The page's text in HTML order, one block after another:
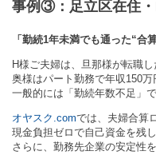
事例③：足立区在住
「勤続1年未満でも通った“合
H様ご夫婦は、旦那様が転職し
奥様はパート勤務で年収150万
一般的には「勤続年数不足」
オヤスク.comでは、夫婦合算
現金負担ゼロで自己資金を残
さらに、勤務先企業の安定性